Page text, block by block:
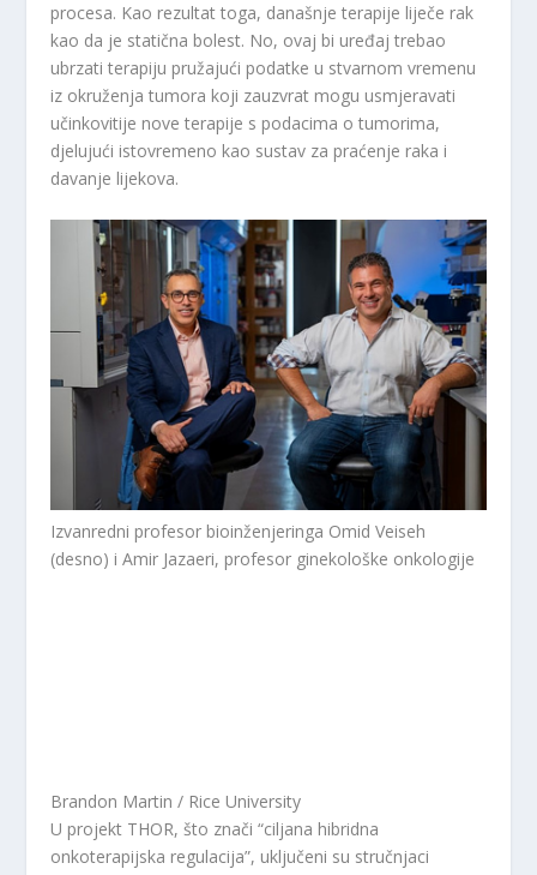
procesa. Kao rezultat toga, današnje terapije liječe rak
kao da je statična bolest. No, ovaj bi uređaj trebao
ubrzati terapiju pružajući podatke u stvarnom vremenu
iz okruženja tumora koji zauzvrat mogu usmjeravati
učinkovitije nove terapije s podacima o tumorima,
djelujući istovremeno kao sustav za praćenje raka i
davanje lijekova.
Izvanredni profesor bioinženjeringa Omid Veiseh
(desno) i Amir Jazaeri, profesor ginekološke onkologije
Brandon Martin / Rice University
U projekt THOR, što znači “ciljana hibridna
onkoterapijska regulacija”, uključeni su stručnjaci